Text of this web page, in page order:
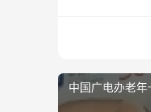
中国广电办老